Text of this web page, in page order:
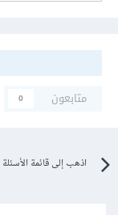
متابعون
0
اذهب إلى قائمة الأسئلة